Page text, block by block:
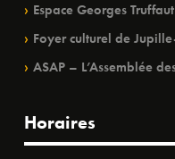
Espace Georges Truffaut
Foyer culturel de
ASAP – L’Assemblée
Horaires